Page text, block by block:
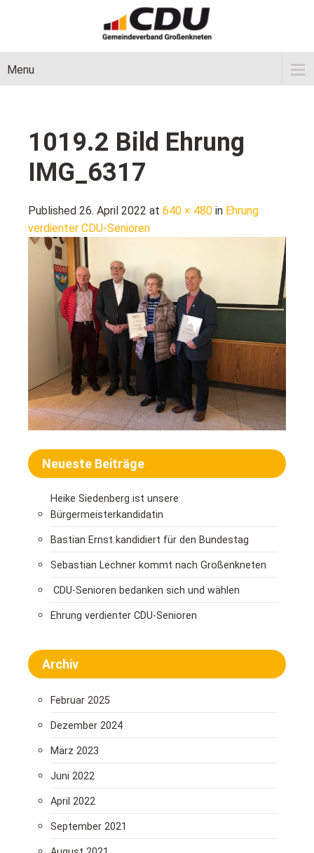
Menu
1019.2 Bild Ehrung
IMG_6317
Published 26. April 2022 at 640 × 480 in Ehrung
verdienter CDU-Senioren
Neueste Beiträge
Heike Siedenberg ist unsere
Bürgermeisterkandidatin
Bastian Ernst kandidiert für den Bundestag
Sebastian Lechner kommt nach Großenkneten
CDU-Senioren bedanken sich und wählen
Ehrung verdienter CDU-Senioren
Archiv
Februar 2025
Dezember 2024
März 2023
Juni 2022
April 2022
September 2021